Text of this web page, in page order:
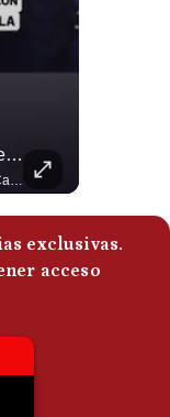
Felipe VI Se Reúne Con De La Espriella Antes De La Investidura | Gestión Mundo